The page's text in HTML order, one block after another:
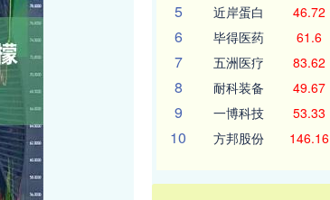
5 近岸蛋白 46.72
6 毕得医药 61.6
7 五洲医疗 83.62
8 耐科装备 49.67
9 一博科技 53.33
10 方邦股份 146.16